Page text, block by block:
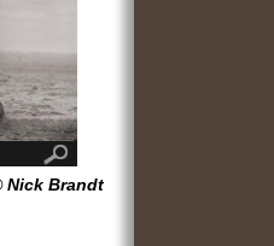
Nick Brandt